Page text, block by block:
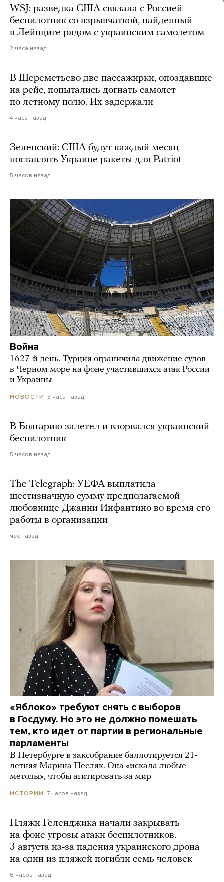
WSJ: разведка США связала с Россией
беспилотник со взрывчаткой, найденный
в Лейпциге рядом с украинским самолетом
2 часа назад
В Шереметьево две пассажирки, опоздавшие
на рейс, попытались догнать самолет
по летному полю. Их задержали
4 часа назад
Зеленский: США будут каждый месяц
поставлять Украине ракеты для Patriot
5 часов назад
Война
1627-й день. Турция ограничила движение судов
в Черном море на фоне участившихся атак России
и Украины
НОВОСТИ 3 часа назад
В Болгарию залетел и взорвался украинский
беспилотник
5 часов назад
The Telegraph: УЕФА выплатила
шестизначную сумму предполагаемой
любовнице Джанни Инфантино во время его
работы в организации
час назад
«Яблоко» требуют снять с выборов
в Госдуму. Но это не должно помешать
тем, кто идет от партии в региональные
парламенты
В Петербурге в заксобрание баллотируется 21-
летняя Марина Песляк. Она «искала любые
методы», чтобы агитировать за мир
ИСТОРИИ 7 часов назад
Пляжи Геленджика начали закрывать
на фоне угрозы атаки беспилотников.
3 августа из-за падения украинского дрона
на один из пляжей погибли семь человек
6 часов назад